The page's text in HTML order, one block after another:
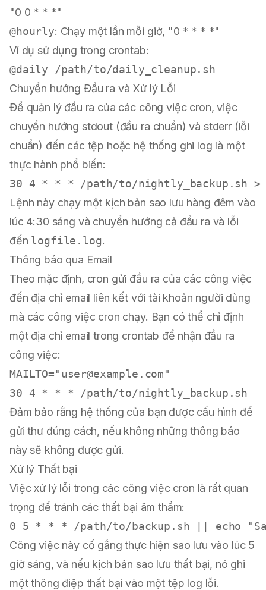
"0 0 * * *"
@hourly: Chạy một lần mỗi giờ, "0 * * * *"
Ví dụ sử dụng trong crontab:
Chuyển hướng Đầu ra và Xử lý Lỗi
Để quản lý đầu ra của các công việc cron, việc
chuyển hướng stdout (đầu ra chuẩn) và stderr (lỗi
chuẩn) đến các tệp hoặc hệ thống ghi log là một
thực hành phổ biến:
Lệnh này chạy một kịch bản sao lưu hàng đêm vào
lúc 4:30 sáng và chuyển hướng cả đầu ra và lỗi
đến logfile.log.
Thông báo qua Email
Theo mặc định, cron gửi đầu ra của các công việc
đến địa chỉ email liên kết với tài khoản người dùng
mà các công việc cron chạy. Bạn có thể chỉ định
một địa chỉ email trong crontab để nhận đầu ra
công việc:
MAILTO="user@example.com"
Đảm bảo rằng hệ thống của bạn được cấu hình để
gửi thư đúng cách, nếu không những thông báo
này sẽ không được gửi.
Xử lý Thất bại
Việc xử lý lỗi trong các công việc cron là rất quan
trọng để tránh các thất bại âm thầm:
Công việc này cố gắng thực hiện sao lưu vào lúc 5
giờ sáng, và nếu kịch bản sao lưu thất bại, nó ghi
một thông điệp thất bại vào một tệp log lỗi.